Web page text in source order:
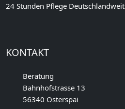
24 Stunden Pflege Deutschlandweit
KONTAKT
Beratung
Bahnhofstrasse 13
56340 Osterspai